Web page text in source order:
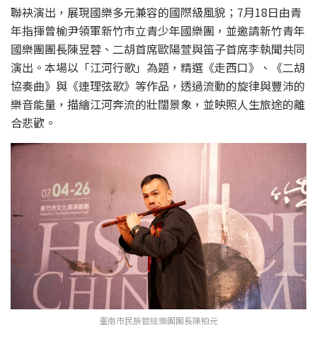
聯袂演出，展現國樂多元兼容的國際級風貌；7月18日由青
年指揮曾榆尹領軍新竹市立青少年國樂團，並邀請新竹青年
國樂團團長陳昱蓉、二胡首席歐陽萱與笛子首席李執聞共同
演出。本場以「江河行歌」為題，精選《走西口》、《二胡
協奏曲》與《連理弦歌》等作品，透過流動的旋律與豐沛的
樂音能量，描繪江河奔流的壯闊景象，並映照人生旅途的離
合悲歡。
臺南市民族管絃樂團團長陳柏元